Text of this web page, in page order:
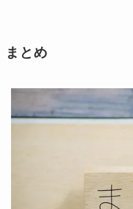
まとめ